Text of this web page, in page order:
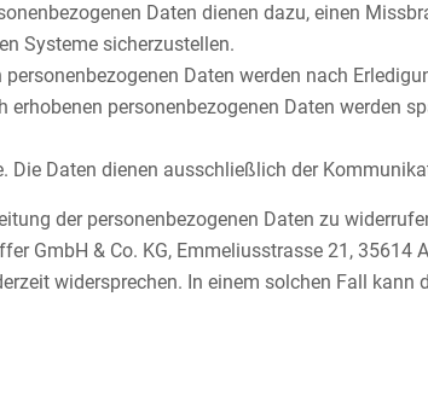
Daten dienen dazu, einen
Systeme sicherzustellen.
Daten werden nach
personenbezogenen Daten werden
Daten dienen ausschließlich der
der personenbezogenen Daten zu
GmbH & Co. KG, Emmeliusstrasse 21, 35614
widersprechen. In einem solchen Fall kann